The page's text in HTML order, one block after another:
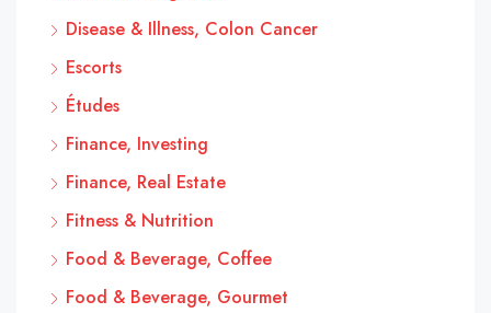
Disease & Illness, Colon Cancer
Escorts
Études
Finance, Investing
Finance, Real Estate
Fitness & Nutrition
Food & Beverage, Coffee
Food & Beverage, Gourmet